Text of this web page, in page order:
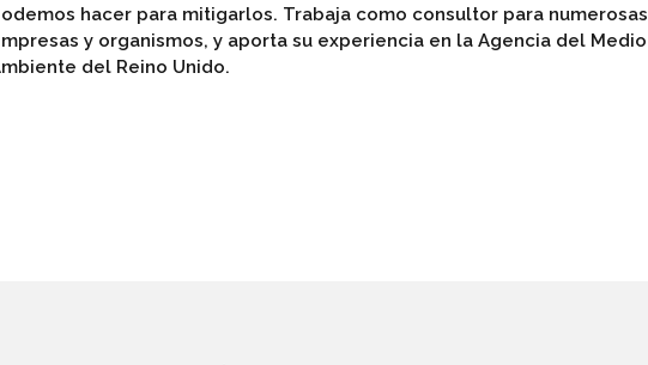
hacer para mitigarlos. Trabaja como consultor para numerosas
y organismos, y aporta su experiencia en la Agencia del Medio
del Reino Unido.